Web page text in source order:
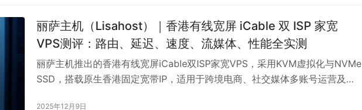
国等节点。其香港特惠与MG系列VPS适合建站、跨境电商及高带宽需求场景，
价格低至150元/年起。平台支持支付宝、微信等支付方式，提供稳定性能与高
效售后，是个人站长、开发者及中小企业的高性价比云计算选择。
丽萨主机（Lisahost）｜香港有线宽屏 iCable 双 ISP 家宽
VPS测评：路由、延迟、速度、流媒体、性能全实测
丽萨主机推出的香港有线宽屏iCable双ISP家宽VPS，采用KVM虚拟化与NVMe
SSD，搭载原生香港固定宽带IP，适用于跨境电商、社交媒体多账号运营及流
2025年12月9日